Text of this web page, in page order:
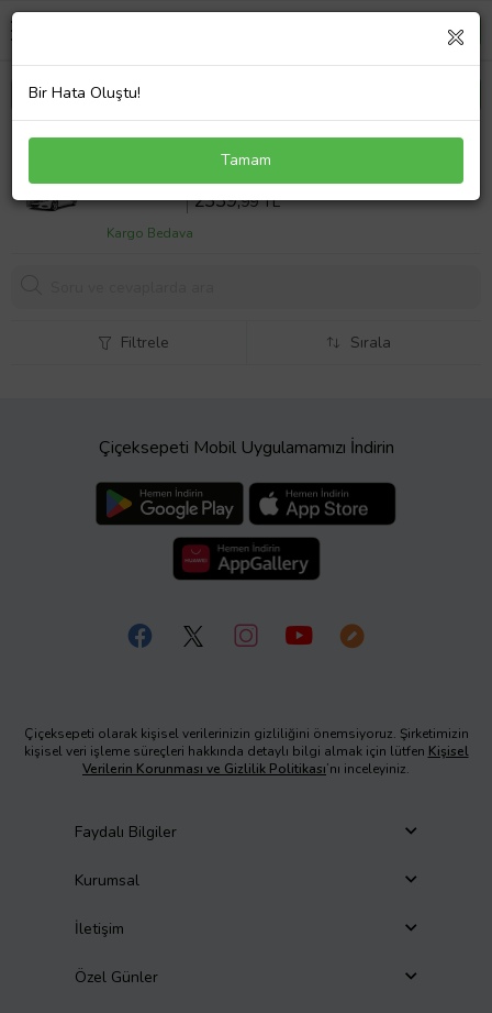
Seat Arona 2018 Oto Branda Ince Müflonlu No:9
Sepette %18 İndirim
2339,99 TL
Kargo Bedava
Filtrele Sırala
Çiçeksepeti Mobil Uygulamamızı İndirin
Çiçeksepeti olarak kişisel verilerinizin gizliliğini önemsiyoruz. Şirketimizin
kişisel veri işleme süreçleri hakkında detaylı bilgi almak için lütfen Kişisel
Verilerin Korunması ve Gizlilik Politikası’nı inceleyiniz.
Faydalı Bilgiler
Kurumsal
İletişim
Özel Günler
Bir Hata Oluştu!
Tamam